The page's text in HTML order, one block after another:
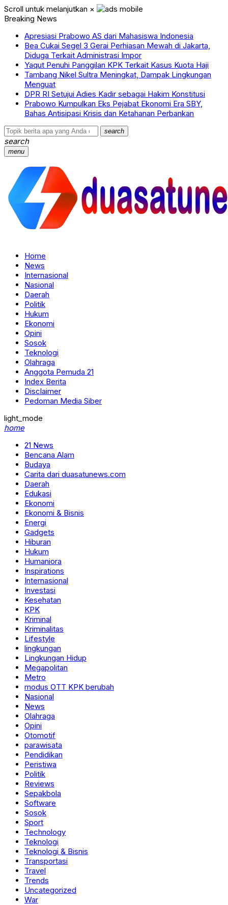
Scroll untuk melanjutkan ×
Breaking News
Apresiasi Prabowo AS dari Mahasiswa Indonesia
Bea Cukai Segel 3 Gerai Perhiasan Mewah di Jakarta,
Diduga Terkait Administrasi Impor
Yaqut Penuhi Panggilan KPK Terkait Kasus Kuota Haji
Tambang Nikel Sultra Meningkat, Dampak Lingkungan
Menguat
DPR RI Setujui Adies Kadir sebagai Hakim Konstitusi
Prabowo Kumpulkan Eks Pejabat Ekonomi Era SBY,
Bahas Antisipasi Krisis dan Ketahanan Perbankan
search
search
menu
Home
News
Internasional
Nasional
Daerah
Politik
Hukum
Ekonomi
Opini
Sosok
Teknologi
Olahraga
Anggota Pemuda 21
Index Berita
Disclaimer
Pedoman Media Siber
light_mode
home
21 News
Bencana Alam
Budaya
Carita dari duasatunews.com
Daerah
Edukasi
Ekonomi
Ekonomi & Bisnis
Energi
Gadgets
Hiburan
Hukum
Humaniora
Inspirations
Internasional
Investasi
Kesehatan
KPK
Kriminal
Kriminalitas
Lifestyle
lingkungan
Lingkungan Hidup
Megapolitan
Metro
modus OTT KPK berubah
Nasional
News
Olahraga
Opini
Otomotif
parawisata
Pendidikan
Peristiwa
Politik
Reviews
Sepakbola
Software
Sosok
Sport
Technology
Teknologi
Teknologi & Bisnis
Transportasi
Travel
Trends
Uncategorized
War